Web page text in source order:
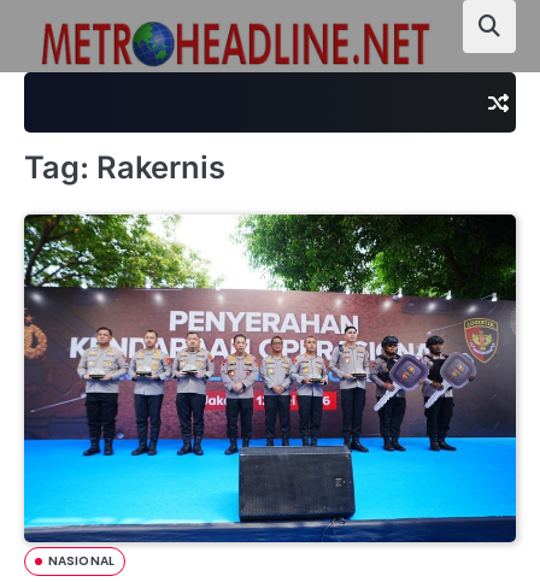
content
Tag: Rakernis
NASIONAL